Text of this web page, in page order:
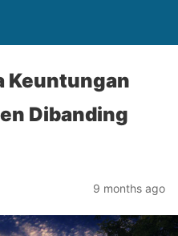
Keuntungan
Dibanding
9 months ago